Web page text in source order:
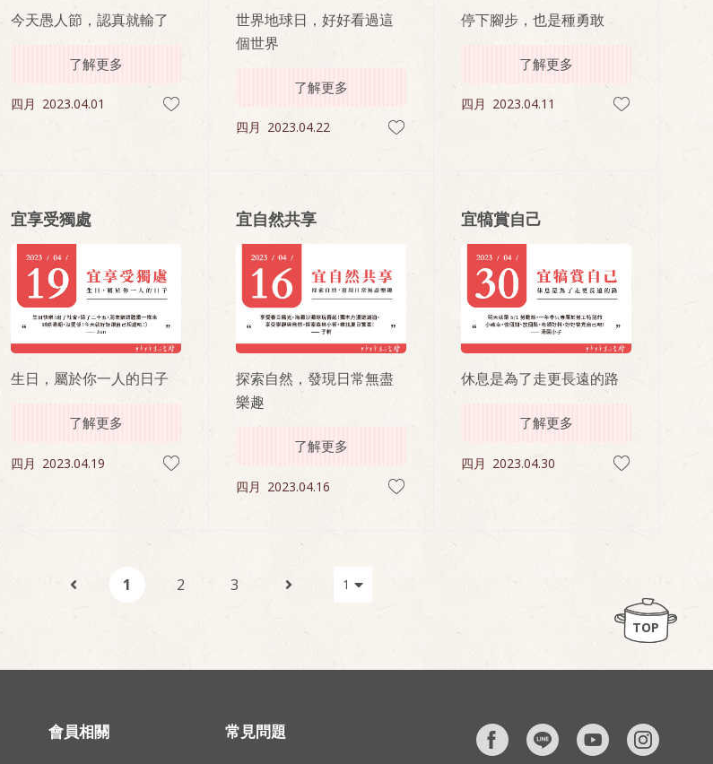
今天愚人節，認真就輸了
了解更多
四月 2023.04.01
世界地球日，好好看過這
個世界
了解更多
四月 2023.04.22
停下腳步，也是種勇敢
了解更多
四月 2023.04.11
宜享受獨處
生日，屬於你一人的日子
了解更多
四月 2023.04.19
宜自然共享
探索自然，發現日常無盡
樂趣
了解更多
四月 2023.04.16
宜犒賞自己
休息是為了走更長遠的路
了解更多
四月 2023.04.30
1 2 3
TOP
會員相關 常見問題